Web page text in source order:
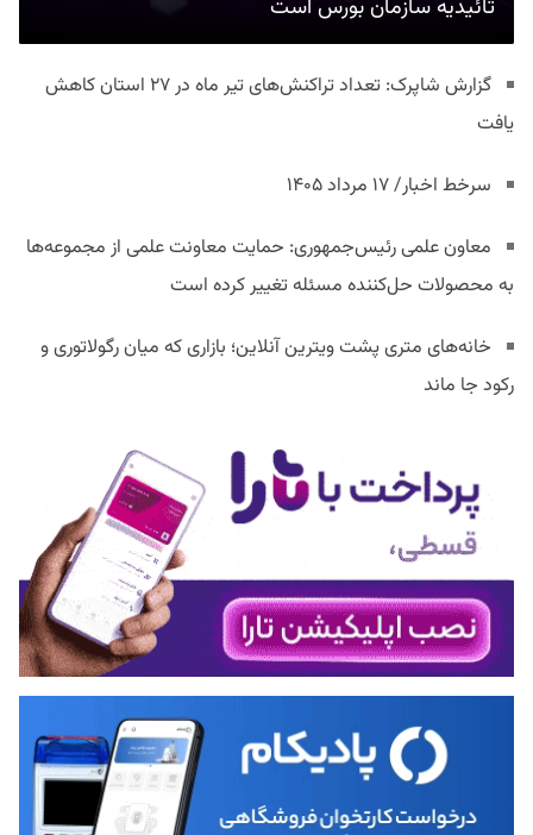
تائیدیه سازمان بورس است
گزارش شاپرک: تعداد تراکنش‌های تیر ماه در ۲۷ استان‌ کاهش
یافت
سرخط اخبار/ ۱۷ مرداد ۱۴۰۵
معاون علمی رئیس‌جمهوری: حمایت معاونت علمی از مجموعه‌ها
به محصولات حل‌کننده مسئله تغییر کرده است
خانه‌های متری پشت ویترین آنلاین؛ بازاری که میان رگولاتوری و
رکود جا ماند